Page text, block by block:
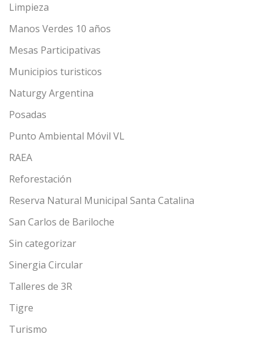
Limpieza
Manos Verdes 10 años
Mesas Participativas
Municipios turisticos
Naturgy Argentina
Posadas
Punto Ambiental Móvil VL
RAEA
Reforestación
Reserva Natural Municipal Santa Catalina
San Carlos de Bariloche
Sin categorizar
Sinergia Circular
Talleres de 3R
Tigre
Turismo